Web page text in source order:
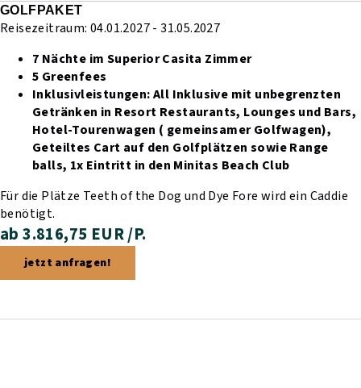
GOLFPAKET
Reisezeitraum: 04.01.2027 - 31.05.2027
7 Nächte im Superior Casita Zimmer
5 Greenfees
Inklusivleistungen:All Inklusive mit unbegrenzten
Getränken in Resort Restaurants, Lounges und Bars,
Hotel-Tourenwagen ( gemeinsamer Golfwagen),
Geteiltes Cart auf den Golfplätzen sowie Range
balls, 1x Eintritt in den Minitas Beach Club
Für die Plätze Teeth of the Dog und Dye Fore wird ein Caddie
benötigt.
ab 3.816,75 EUR /P.
jetzt anfragen!